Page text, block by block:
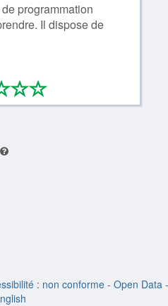
programmation
Il dispose de
***
0/4
: non conforme - Open Data -